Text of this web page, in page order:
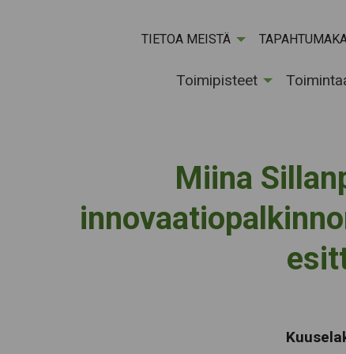
TIETOA MEISTÄ
Toimipisteet
Miina